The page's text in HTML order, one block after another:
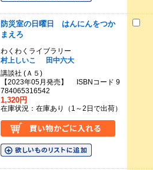
防災室の日曜日 はんにんをつか
まえろ
わくわくライブラリー
村上しいこ
田中六大
講談社 (Ａ５)
【2023年05月発売】 ISBNコード 9
784065316542
1,320円
在庫状況：在庫あり（1～2日で出荷）